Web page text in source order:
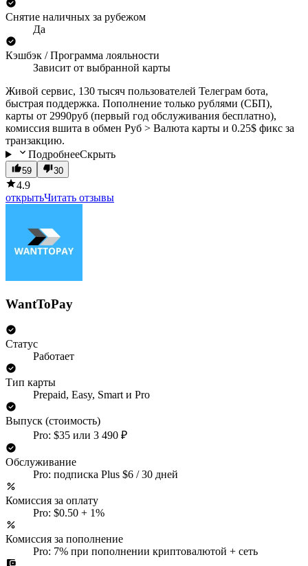
Снятие наличных за рубежом
Да
Кэшбэк / Программа лояльности
Зависит от выбранной карты
Живой сервис, 130 тысяч пользователей Телеграм бота,
быстрая поддержка. Пополнение только рублями (СБП),
карты от 2990руб (первый год обслуживания бесплатно),
комиссия вшита в обмен Руб > Валюта карты и 0.25$ фикс за
транзакцию.
ПодробнееСкрыть
59 30
4.9
открытьЧитать отзывы
WantToPay
Статус
Работает
Тип карты
Prepaid, Easy, Smart и Pro
Выпуск (стоимость)
Pro: $35 или 3 490 ₽
Обслуживание
Pro: подписка Plus $6 / 30 дней
Комиссия за оплату
Pro: $0.50 + 1%
Комиссия за пополнение
Pro: 7% при пополнении криптовалютой + сеть